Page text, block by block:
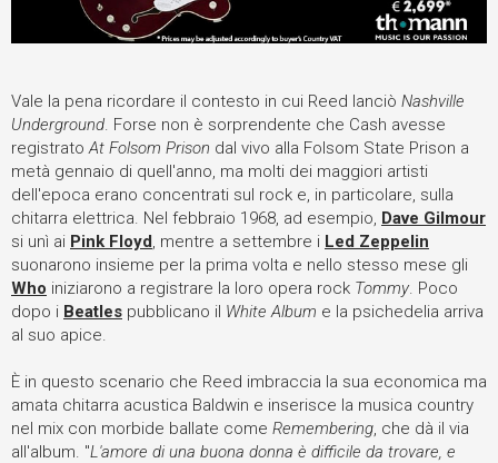
Vale la pena ricordare il contesto in cui Reed lanciò Nashville
Underground . Forse non è sorprendente che Cash avesse
registrato At Folsom Prison dal vivo alla Folsom State Prison a
metà gennaio di quell'anno, ma molti dei maggiori artisti
dell'epoca erano concentrati sul rock e, in particolare, sulla
chitarra elettrica. Nel febbraio 1968, ad esempio, Dave Gilmour
si unì ai Pink Floyd , mentre a settembre i Led Zeppelin
suonarono insieme per la prima volta e nello stesso mese gli
Who iniziarono a registrare la loro opera rock Tommy . Poco
dopo i Beatles pubblicano il White Album e la psichedelia arriva
al suo apice.
È in questo scenario che Reed imbraccia la sua economica ma
amata chitarra acustica Baldwin e inserisce la musica country
nel mix con morbide ballate come Remembering , che dà il via
all'album. "L'amore di una buona donna è difficile da trovare, e